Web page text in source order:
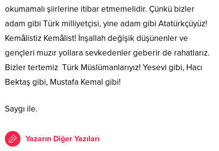
okumamalı şiirlerine itibar etmemelidir. Çünkü bizler
adam gibi Türk milliyetçisi, yine adam gibi Atatürkçüyüz!
Kemâlistiz Kemâlist! İnşallah değişik düşünenler ve
gençleri muzır yollara sevkedenler geberir de rahatlarız.
Bizler tertemiz Türk Müslümanlarıyız! Yesevi gibi, Hacı
Bektaş gibi, Mustafa Kemal gibi!
Saygı ile.
Yazarın Diğer Yazıları